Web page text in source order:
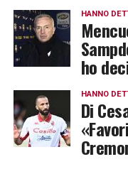
HANNO
ho
HANNO
Di